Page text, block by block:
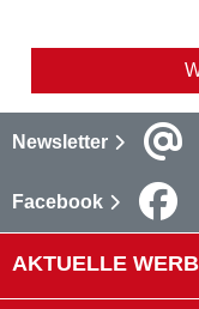
Newsletter
Facebook
AKTUELLE